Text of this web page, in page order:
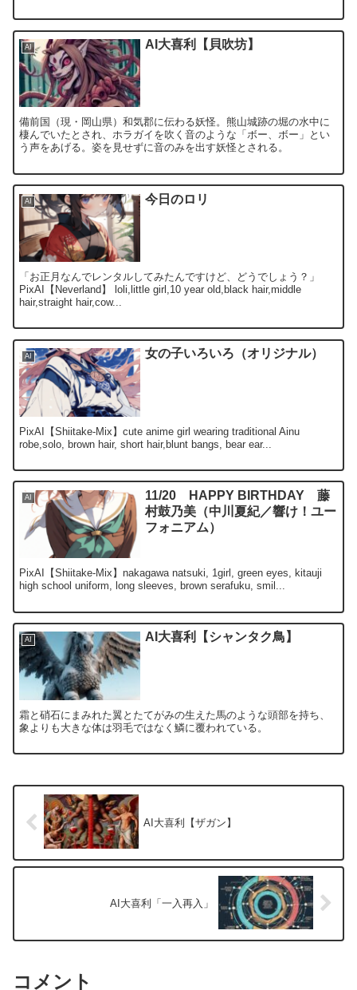
AI AI大喜利【貝吹坊】
備前国（現・岡山県）和気郡に伝わる妖怪。熊山城跡の堀の水中に
棲んでいたとされ、ホラガイを吹く音のような「ボー、ボー」とい
う声をあげる。姿を見せずに音のみを出す妖怪とされる。
AI 今日のロリ
「お正月なんでレンタルしてみたんですけど、どうでしょう？」
PixAI【Neverland】 loli,little girl,10 year old,black hair,middle
hair,straight hair,cow...
AI 女の子いろいろ（オリジナル）
PixAI【Shiitake-Mix】cute anime girl wearing traditional Ainu
robe,solo, brown hair, short hair,blunt bangs, bear ear...
AI
11/20 HAPPY BIRTHDAY 藤
村鼓乃美（中川夏紀／響け！ユー
フォニアム）
PixAI【Shiitake-Mix】nakagawa natsuki, 1girl, green eyes, kitauji
high school uniform, long sleeves, brown serafuku, smil...
AI AI大喜利【シャンタク鳥】
霜と硝石にまみれた翼とたてがみの生えた馬のような頭部を持ち、
象よりも大きな体は羽毛ではなく鱗に覆われている。
AI大喜利【ザガン】
AI大喜利「一入再入」
コメント